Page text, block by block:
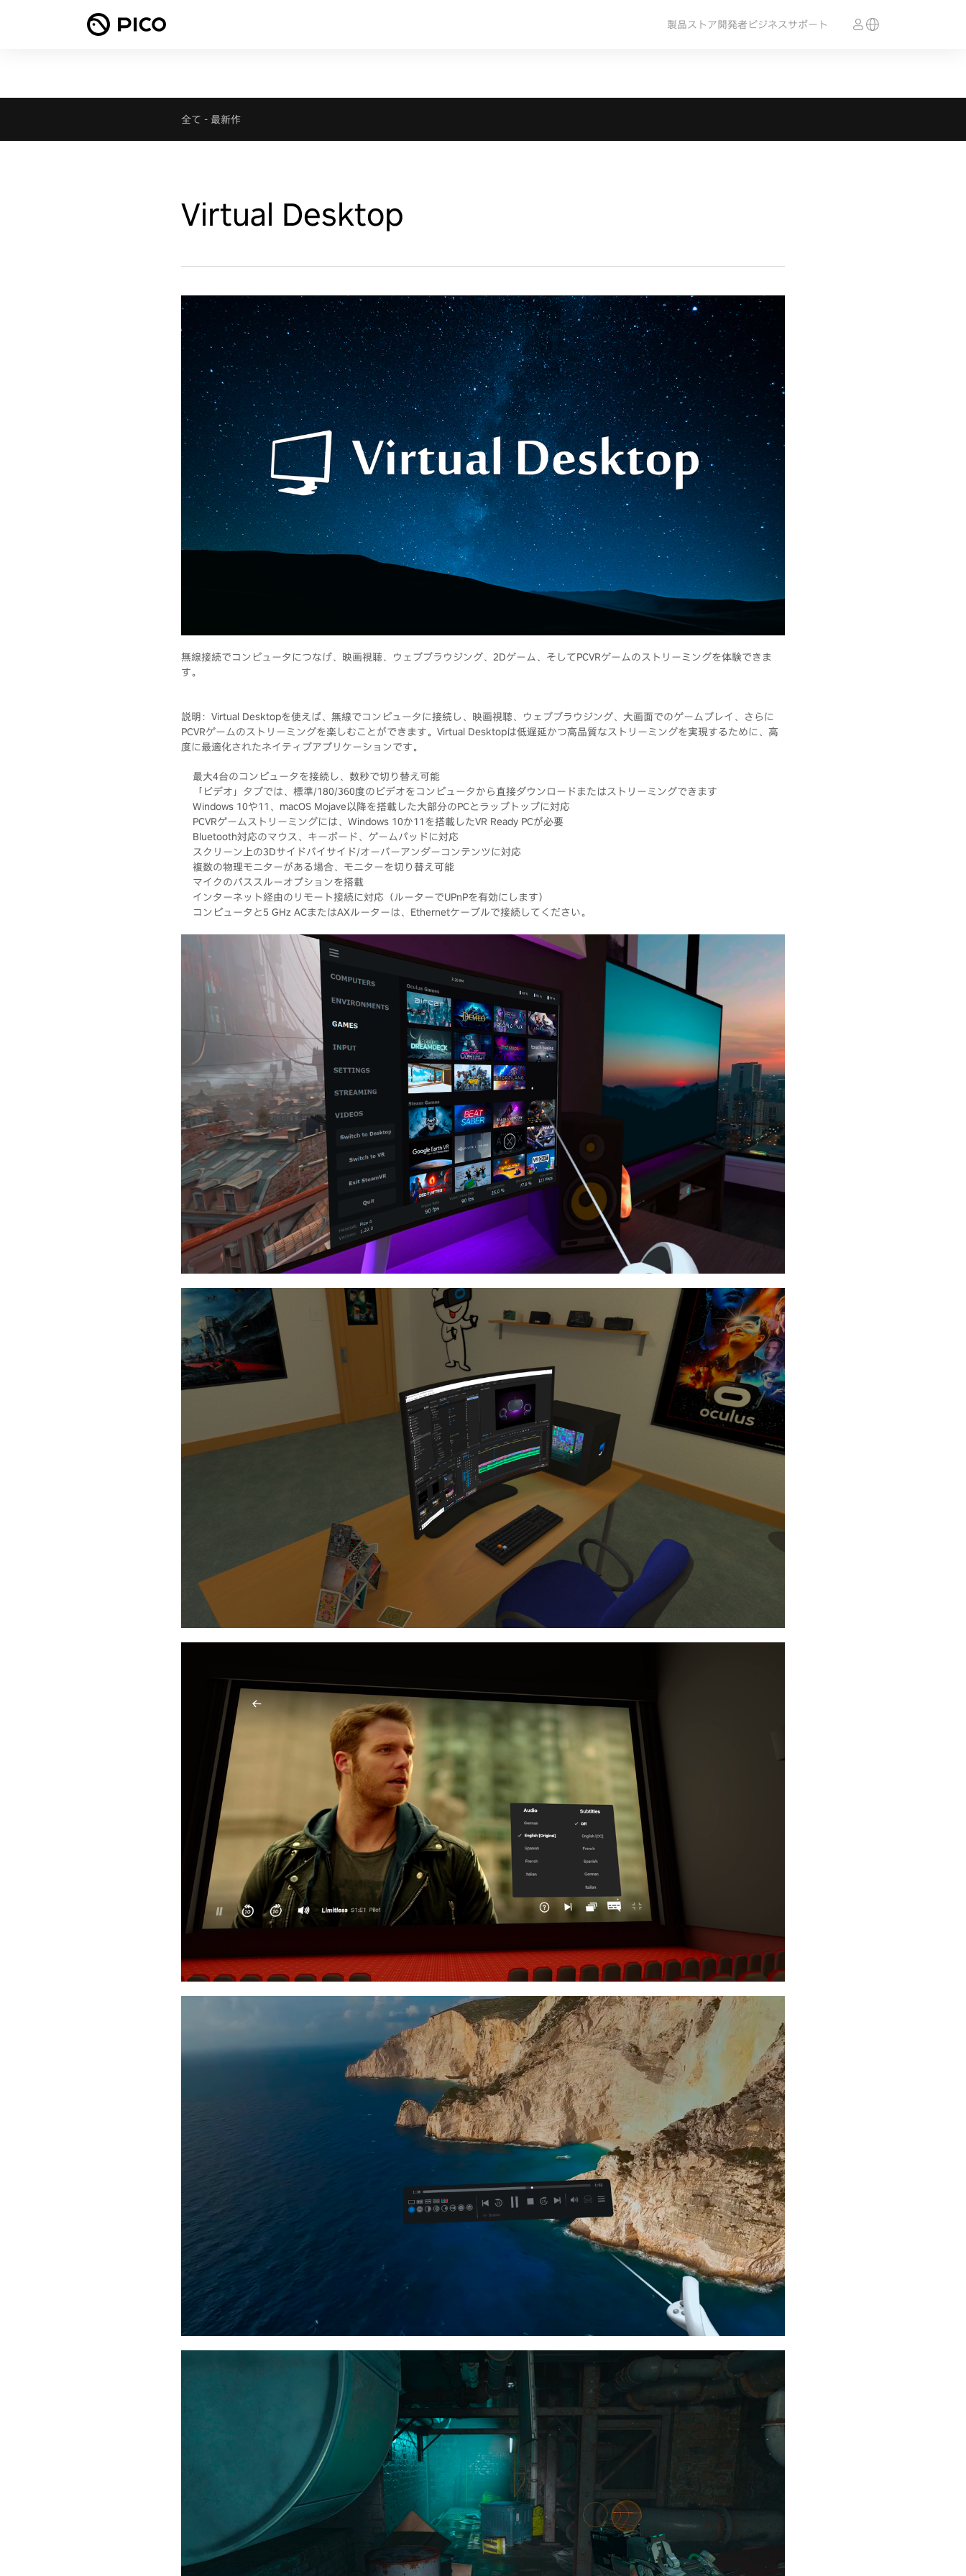
製品ストア開発者ビジネスサポート
全て - 最新作
Virtual Desktop
無線接続でコンピュータにつなげ、映画視聴、ウェブブラウジング、2Dゲーム、そしてPCVRゲームのストリーミングを体験できま
す。
説明：Virtual Desktopを使えば、無線でコンピュータに接続し、映画視聴、ウェブブラウジング、大画面でのゲームプレイ、さらに
PCVRゲームのストリーミングを楽しむことができます。Virtual Desktopは低遅延かつ高品質なストリーミングを実現するために、高
度に最適化されたネイティブアプリケーションです。
最大4台のコンピュータを接続し、数秒で切り替え可能
「ビデオ」タブでは、標準/180/360度のビデオをコンピュータから直接ダウンロードまたはストリーミングできます
Windows 10や11、macOS Mojave以降を搭載した大部分のPCとラップトップに対応
PCVRゲームストリーミングには、Windows 10か11を搭載したVR Ready PCが必要
Bluetooth対応のマウス、キーボード、ゲームパッドに対応
スクリーン上の3Dサイドバイサイド/オーバーアンダーコンテンツに対応
複数の物理モニターがある場合、モニターを切り替え可能
マイクのパススルーオプションを搭載
インターネット経由のリモート接続に対応（ルーターでUPnPを有効にします）
コンピュータと5 GHz ACまたはAXルーターは、Ethernetケーブルで接続してください。